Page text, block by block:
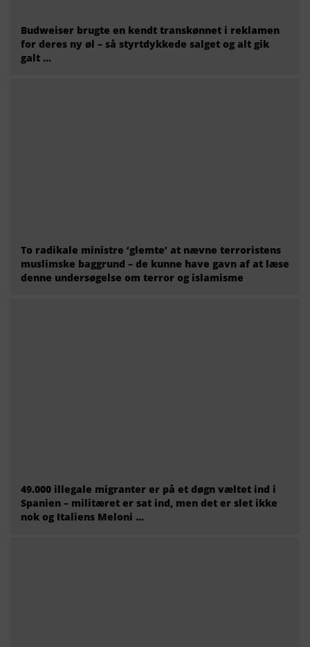
Budweiser brugte en kendt transkønnet i reklamen
for deres ny øl – så styrtdykkede salget og alt gik
galt …
To radikale ministre ‘glemte’ at nævne terroristens
muslimske baggrund – de kunne have gavn af at læse
denne undersøgelse om terror og islamisme
49.000 illegale migranter er på et døgn væltet ind i
Spanien – militæret er sat ind, men det er slet ikke
nok og Italiens Meloni ...